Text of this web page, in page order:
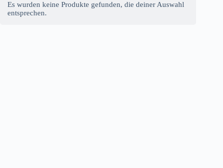
Es wurden keine Produkte gefunden, die deiner Auswahl
entsprechen.